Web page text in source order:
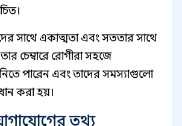
সাথে একাত্মতা এবং সততার সাথে
চেম্বারে রোগীরা সহজে
পারেন এবং তাদের সমস্যাগুলো
করা হয়।
তথ্য